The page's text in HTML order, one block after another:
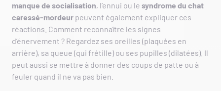
manque de socialisation, l’ennui ou le syndrome du chat
caressé-mordeur peuvent également expliquer ces
réactions. Comment reconnaître les signes
d’énervement ? Regardez ses oreilles (plaquées en
arrière), sa queue (qui frétille) ou ses pupilles (dilatées). Il
peut aussi se mettre à donner des coups de patte ou à
feuler quand il ne va pas bien.